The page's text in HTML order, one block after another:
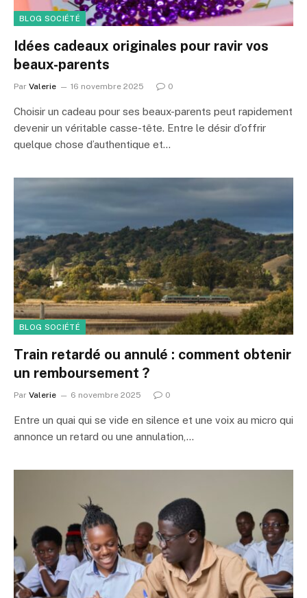
BLOG SOCIÉTÉ
Idées cadeaux originales pour ravir vos
beaux-parents
Par Valerie 16 novembre 2025 0
Choisir un cadeau pour ses beaux-parents peut rapidement
devenir un véritable casse-tête. Entre le désir d’offrir
quelque chose d’authentique et…
BLOG SOCIÉTÉ
Train retardé ou annulé : comment obtenir
un remboursement ?
Par Valerie 6 novembre 2025 0
Entre un quai qui se vide en silence et une voix au micro qui
annonce un retard ou une annulation,…